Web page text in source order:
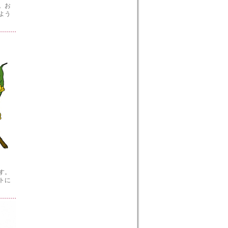
お
う
。
に